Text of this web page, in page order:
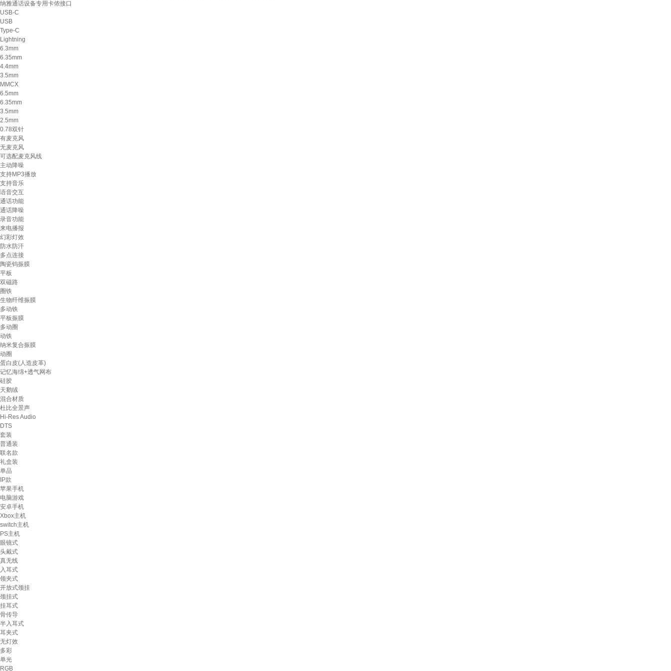
纳雅通话设备专用卡侬接口
USB-C
USB
Type-C
Lightning
6.3mm
6.35mm
4.4mm
3.5mm
MMCX
6.5mm
6.35mm
3.5mm
2.5mm
0.78双针
有麦克风
无麦克风
可选配麦克风线
主动降噪
支持MP3播放
支持音乐
语音交互
通话功能
通话降噪
录音功能
来电播报
幻彩灯效
防水防汗
多点连接
陶瓷钨振膜
平板
双磁路
圈铁
生物纤维振膜
多动铁
平板振膜
多动圈
动铁
纳米复合振膜
动圈
蛋白皮(人造皮革)
记忆海绵+透气网布
硅胶
天鹅绒
混合材质
杜比全景声
Hi-Res Audio
DTS
套装
普通装
联名款
礼盒装
单品
IP款
苹果手机
电脑游戏
安卓手机
Xbox主机
switch主机
PS主机
眼镜式
头戴式
真无线
入耳式
领夹式
开放式颈挂
颈挂式
挂耳式
骨传导
半入耳式
耳夹式
无灯效
多彩
单光
RGB